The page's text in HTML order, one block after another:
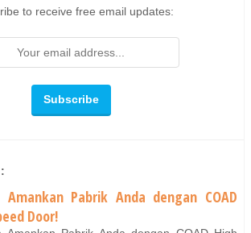
to receive free email updates:
Amankan Pabrik Anda dengan COAD
Door!